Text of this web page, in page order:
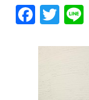
F
a
c
T
w
it